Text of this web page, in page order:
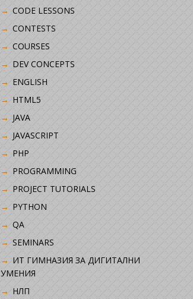
CODE LESSONS
CONTESTS
COURSES
DEV CONCEPTS
ENGLISH
HTML5
JAVA
JAVASCRIPT
PHP
PROGRAMMING
PROJECT TUTORIALS
PYTHON
QA
SEMINARS
ИТ ГИМНАЗИЯ ЗА ДИГИТАЛНИ
УМЕНИЯ
НЛП